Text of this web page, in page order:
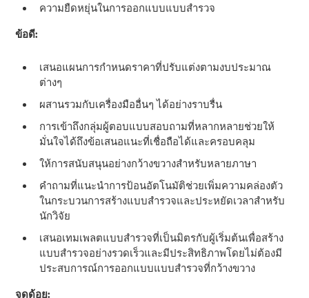
ความยืดหยุ่นในการออกแบบแบบสํารวจ
ข้อดี:
เสนอแผนการกําหนดราคาที่ปรับแต่งตามงบประมาณ
ต่างๆ
ผสานรวมกับเครื่องมืออื่นๆ ได้อย่างราบรื่น
การเข้าถึงกลุ่มผู้ตอบแบบสอบถามที่หลากหลายช่วยให้
มั่นใจได้ถึงข้อเสนอแนะที่เชื่อถือได้และครอบคลุม
ให้การสนับสนุนอย่างกว้างขวางสําหรับหลายภาษา
คําถามที่แนะนําการป้อนอัตโนมัติช่วยเพิ่มความคล่องตัว
ในกระบวนการสร้างแบบสํารวจและประหยัดเวลาสําหรับ
นักวิจัย
เสนอเทมเพลตแบบสํารวจที่เป็นมิตรกับผู้เริ่มต้นเพื่อสร้าง
แบบสํารวจอย่างรวดเร็วและมีประสิทธิภาพโดยไม่ต้องมี
ประสบการณ์การออกแบบแบบสํารวจที่กว้างขวาง
จุดด้อย: